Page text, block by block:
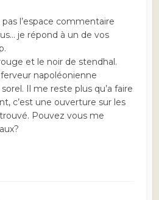
l’espace commentaire
je répond à un de vos
et le noir de stendhal.
napoléonienne
Il me reste plus qu’a faire
c’est une ouverture sur les
Pouvez vous me